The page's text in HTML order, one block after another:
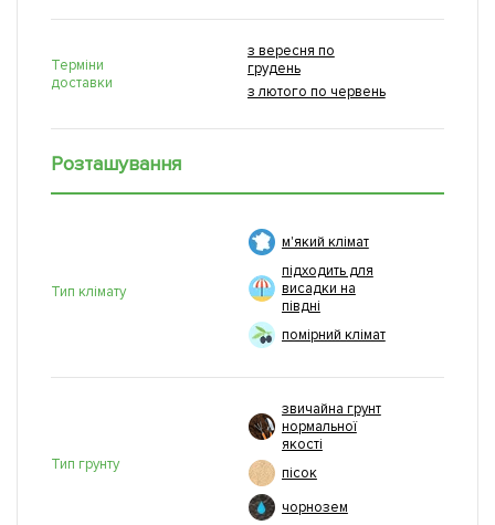
Терміни
доставки
з вересня по
грудень
з лютого по червень
Розташування
Тип клімату
м'який клімат
підходить для
висадки на
півдні
помірний клімат
Тип грунту
звичайна грунт
нормальної
якості
пісок
чорнозем